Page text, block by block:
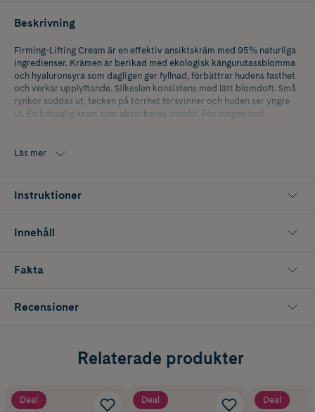
Beskrivning
Firming-Lifting Cream är en effektiv ansiktskräm med 95% naturliga
ingredienser. Krämen är berikad med ekologisk kängurutassblomma
och hyaluronsyra som dagligen ger fyllnad, förbättrar hudens fasthet
och verkar upplyftande. Silkeslen konsistens med lätt blomdoft. Små
rynkor suddas ut, tecken på torrhet försvinner och huden ser yngre
ut. En behaglig kräm som absorberas snabbt. För mogen hud.
Läs mer
Instruktioner
Innehåll
Fakta
Recensioner
Relaterade produkter
Deal Deal Deal